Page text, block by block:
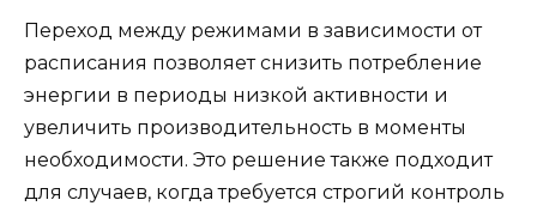
Переход между режимами в зависимости от
расписания позволяет снизить потребление
энергии в периоды низкой активности и
увеличить производительность в моменты
необходимости. Это решение также подходит
для случаев, когда требуется строгий контроль